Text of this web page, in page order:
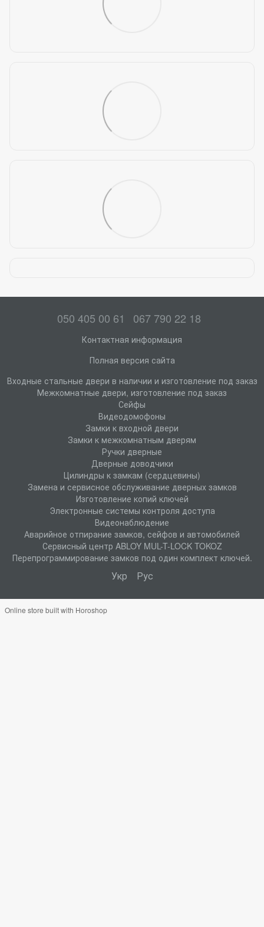
050 405 00 61 067 790 22 18
Контактная информация
Полная версия сайта
Входные стальные двери в наличии и изготовление под заказ
Межкомнатные двери, изготовление под заказ
Сейфы
Видеодомофоны
Замки к входной двери
Замки к межкомнатным дверям
Ручки дверные
Дверные доводчики
Цилиндры к замкам (сердцевины)
Замена и сервисное обслуживание дверных замков
Изготовление копий ключей
Электронные системы контроля доступа
Видеонаблюдение
Аварийное отпирание замков, сейфов и автомобилей
Сервисный центр ABLOY MUL-T-LOCK TOKOZ
Перепрограммирование замков под один комплект ключей.
Укр Рус
Online store built with Horoshop